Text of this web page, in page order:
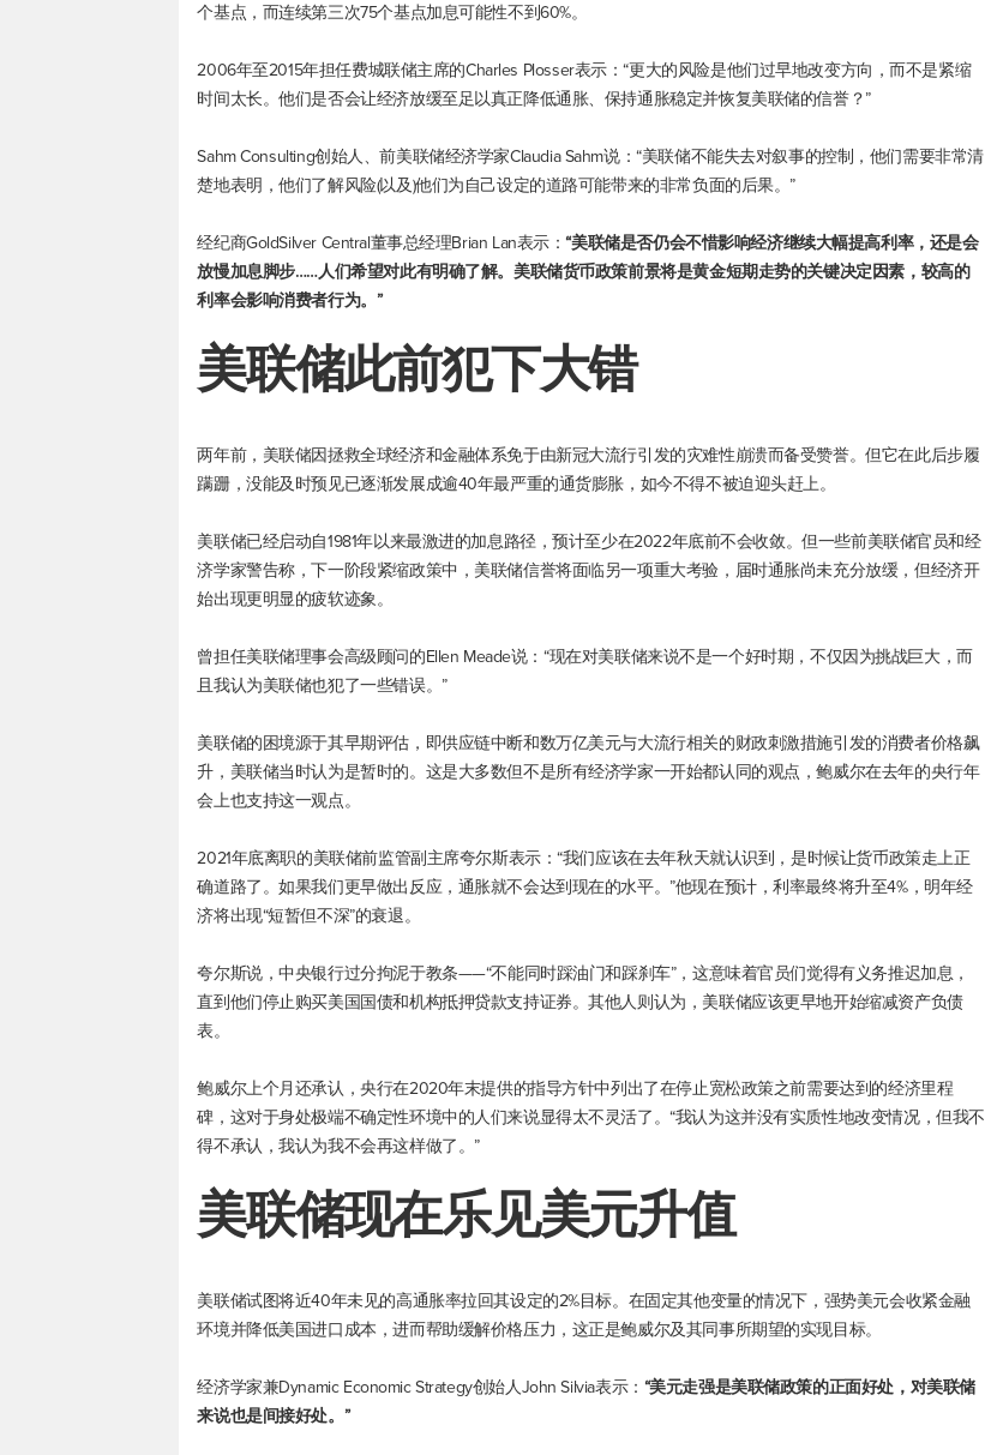
个基点，而连续第三次75个基点加息可能性不到60%。
2006年至2015年担任费城联储主席的Charles Plosser表示：“更大的风险是他们过早地改变方向，而不是紧缩
时间太长。他们是否会让经济放缓至足以真正降低通胀、保持通胀稳定并恢复美联储的信誉？”
Sahm Consulting创始人、前美联储经济学家Claudia Sahm说：“美联储不能失去对叙事的控制，他们需要非常清
楚地表明，他们了解风险(以及)他们为自己设定的道路可能带来的非常负面的后果。”
经纪商GoldSilver Central董事总经理Brian Lan表示：“美联储是否仍会不惜影响经济继续大幅提高利率，还是会
放慢加息脚步……人们希望对此有明确了解。美联储货币政策前景将是黄金短期走势的关键决定因素，较高的
利率会影响消费者行为。”
美联储此前犯下大错
两年前，美联储因拯救全球经济和金融体系免于由新冠大流行引发的灾难性崩溃而备受赞誉。但它在此后步履
蹒跚，没能及时预见已逐渐发展成逾40年最严重的通货膨胀，如今不得不被迫迎头赶上。
美联储已经启动自1981年以来最激进的加息路径，预计至少在2022年底前不会收敛。但一些前美联储官员和经
济学家警告称，下一阶段紧缩政策中，美联储信誉将面临另一项重大考验，届时通胀尚未充分放缓，但经济开
始出现更明显的疲软迹象。
曾担任美联储理事会高级顾问的Ellen Meade说：“现在对美联储来说不是一个好时期，不仅因为挑战巨大，而
且我认为美联储也犯了一些错误。”
美联储的困境源于其早期评估，即供应链中断和数万亿美元与大流行相关的财政刺激措施引发的消费者价格飙
升，美联储当时认为是暂时的。这是大多数但不是所有经济学家一开始都认同的观点，鲍威尔在去年的央行年
会上也支持这一观点。
2021年底离职的美联储前监管副主席夸尔斯表示：“我们应该在去年秋天就认识到，是时候让货币政策走上正
确道路了。如果我们更早做出反应，通胀就不会达到现在的水平。”他现在预计，利率最终将升至4%，明年经
济将出现“短暂但不深”的衰退。
夸尔斯说，中央银行过分拘泥于教条——“不能同时踩油门和踩刹车”，这意味着官员们觉得有义务推迟加息，
直到他们停止购买美国国债和机构抵押贷款支持证券。其他人则认为，美联储应该更早地开始缩减资产负债
表。
鲍威尔上个月还承认，央行在2020年末提供的指导方针中列出了在停止宽松政策之前需要达到的经济里程
碑，这对于身处极端不确定性环境中的人们来说显得太不灵活了。“我认为这并没有实质性地改变情况，但我不
得不承认，我认为我不会再这样做了。”
美联储现在乐见美元升值
美联储试图将近40年未见的高通胀率拉回其设定的2%目标。在固定其他变量的情况下，强势美元会收紧金融
环境并降低美国进口成本，进而帮助缓解价格压力，这正是鲍威尔及其同事所期望的实现目标。
经济学家兼Dynamic Economic Strategy创始人John Silvia表示： “美元走强是美联储政策的正面好处，对美联储
来说也是间接好处。”